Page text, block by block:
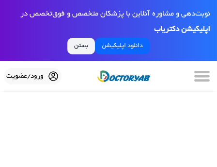
نوبت‌دهی و مشاوره آنلاین با پزشکان متخصص و فوق‌تخصص در
اپلیکیشن دکتریاب
دانلود اپلیکیشن بستن
ورود/عضویت